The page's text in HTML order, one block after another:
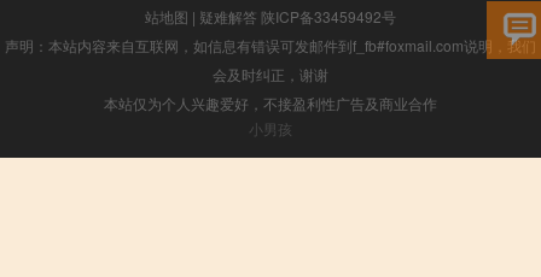
站地图 | 疑难解答 陕ICP备33459492号
声明：本站内容来自互联网，如信息有错误可发邮件到f_fb#foxmail.com说明，我们
会及时纠正，谢谢
本站仅为个人兴趣爱好，不接盈利性广告及商业合作
小男孩